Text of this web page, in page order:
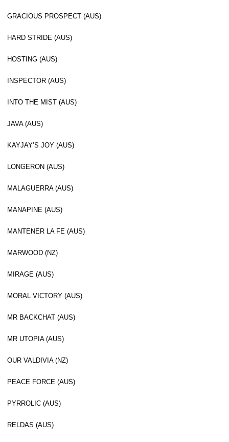
GRACIOUS PROSPECT (AUS)
HARD STRIDE (AUS)
HOSTING (AUS)
INSPECTOR (AUS)
INTO THE MIST (AUS)
JAVA (AUS)
KAYJAY’S JOY (AUS)
LONGERON (AUS)
MALAGUERRA (AUS)
MANAPINE (AUS)
MANTENER LA FE (AUS)
MARWOOD (NZ)
MIRAGE (AUS)
MORAL VICTORY (AUS)
MR BACKCHAT (AUS)
MR UTOPIA (AUS)
OUR VALDIVIA (NZ)
PEACE FORCE (AUS)
PYRROLIC (AUS)
RELDAS (AUS)